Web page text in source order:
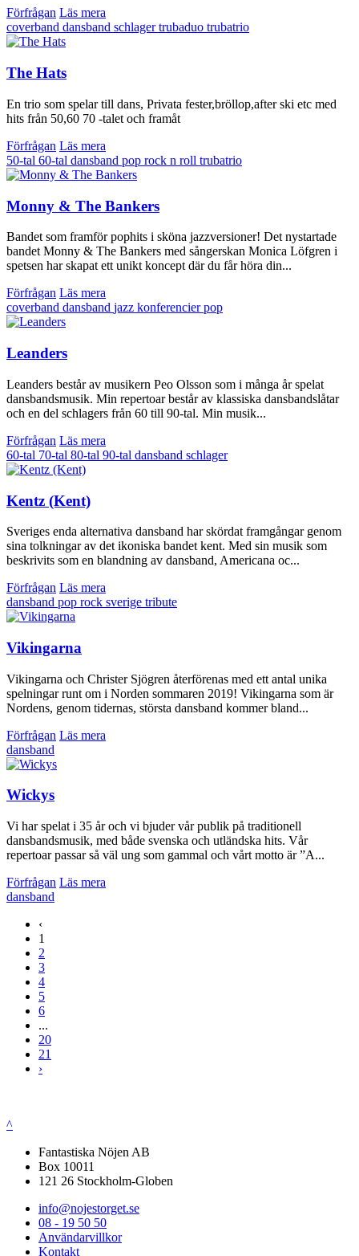
Förfrågan Läs mera
coverband dansband schlagertrubaduo trubatrio
The Hats
En trio som spelar till dans, Privata fester,bröllop,after ski etc med
hits från 50,60 70 -talet och framåt
Förfrågan Läs mera
50-tal 60-tal dansband pop rock n roll trubatrio
Monny & The Bankers
Bandet som framför pophits i sköna jazzversioner! Det nystartade
bandet Monny & The Bankers med sångerskan Monica Löfgren i
spetsen har skapat ett unikt koncept där du får höra din...
Förfrågan Läs mera
coverband dansband jazz konferencierpop
Leanders
Leanders består av musikern Peo Olsson som i många år spelat
dansbandsmusik. Min repertoar består av klassiska dansbandslåtar
och en del schlagers från 60 till 90-tal. Min musik...
Förfrågan Läs mera
60-tal 70-tal 80-tal 90-tal dansband schlager
Kentz (Kent)
Sveriges enda alternativa dansband har skördat framgångar genom
sina tolkningar av det ikoniska bandet kent. Med sin musik som
beskrivits som en blandning av dansband, Americana oc...
Förfrågan Läs mera
dansband pop rock sverige tribute
Vikingarna
Vikingarna och Christer Sjögren återförenas med ett antal unika
spelningar runt om i Norden sommaren 2019! Vikingarna som är
Nordens, genom tidernas, största dansband kommer bland...
Förfrågan Läs mera
dansband
Wickys
Vi har spelat i 35 år och vi bjuder vår publik på traditionell
dansbandsmusik, med både svenska och utländska hits. Vår
repertoar passar så väl ung som gammal och vårt motto är ”A...
Förfrågan Läs mera
dansband
‹
1
2
3
4
5
6
...
20
21
›
^
Fantastiska Nöjen AB
Box 10011
121 26 Stockholm-Globen
info@nojestorget.se
08 - 19 50 50
Användarvillkor
Kontakt